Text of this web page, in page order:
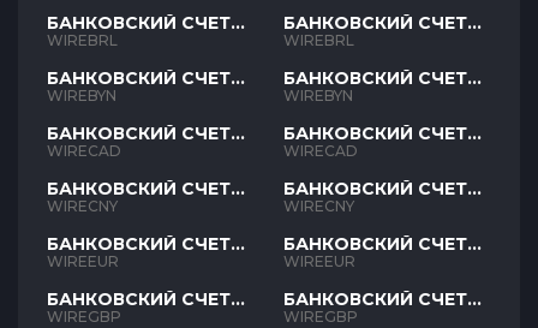
БАНКОВСКИЙ СЧЕТ
BRL
WIREBRL
БАНКОВСКИЙ СЧЕТ
BYN
WIREBYN
БАНКОВСКИЙ СЧЕТ
CAD
WIRECAD
БАНКОВСКИЙ СЧЕТ
CNY
WIRECNY
БАНКОВСКИЙ СЧЕТ
EUR
WIREEUR
БАНКОВСКИЙ СЧЕТ
GBP
WIREGBP
БАНКОВСКИЙ СЧЕТ
BRL
WIREBRL
БАНКОВСКИЙ СЧЕТ
BYN
WIREBYN
БАНКОВСКИЙ СЧЕТ
CAD
WIRECAD
БАНКОВСКИЙ СЧЕТ
CNY
WIRECNY
БАНКОВСКИЙ СЧЕТ
EUR
WIREEUR
БАНКОВСКИЙ СЧЕТ
GBP
WIREGBP